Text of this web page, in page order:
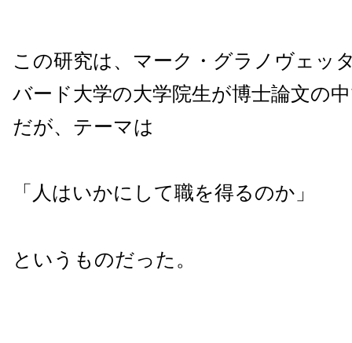
この研究は、マーク・グラノヴェッ
バード大学の大学院生が博士論文の
だが、テーマは
「人はいかにして職を得るのか」
というものだった。